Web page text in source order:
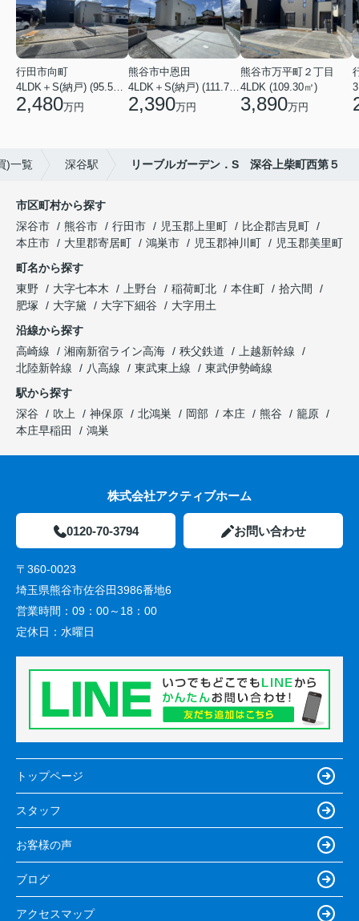
行田市向町
4LDK＋S(納戸) (95.58㎡)
2,480万円
熊谷市中恩田
4LDK＋S(納戸) (111.78㎡)
2,390万円
熊谷市万平町２丁目
4LDK (109.30㎡)
3,890万円
)一覧 深谷駅 リーブルガーデン．S 深谷上柴町西第５
市区町村から探す
深谷市
熊谷市 行田市 児玉郡上里町
比企郡吉見町
本庄市
大里郡寄居町 鴻巣市 児玉郡神川町
児玉郡美里町
町名から探す
東野
大字七本木 上野台 稲荷町北 本住町
拾六間
肥塚
大字黛 大字下細谷
大字用土
沿線から探す
高崎線
湘南新宿ライン高海 秩父鉄道
上越新幹線
北陸新幹線
八高線 東武東上線
東武伊勢崎線
駅から探す
深谷
吹上 神保原 北鴻巣 岡部 本庄 熊谷
籠原
本庄早稲田
鴻巣
株式会社アクティブホーム
0120-70-3794 お問い合わせ
〒360-0023
埼玉県熊谷市佐谷田3986番地6
営業時間： 09：00～18：00
定休日： 水曜日
トップページ
スタッフ
お客様の声
ブログ
アクセスマップ